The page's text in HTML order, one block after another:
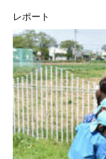
レポート